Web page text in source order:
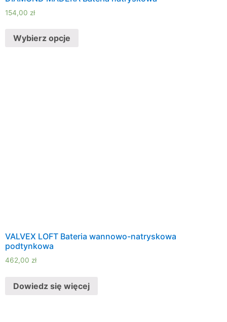
154,00 zł
Wybierz opcje
VALVEX LOFT Bateria wannowo-natryskowa
podtynkowa
462,00 zł
Dowiedz się więcej